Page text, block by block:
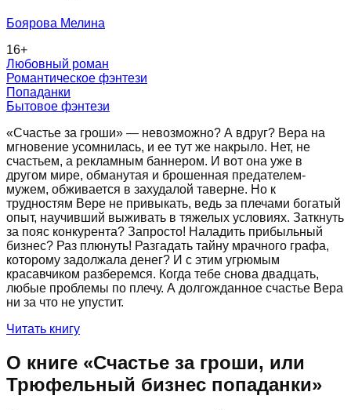
Боярова Мелина
16+
Любовный роман
Романтическое фэнтези
Попаданки
Бытовое фэнтези
«Счастье за гроши» — невозможно? А вдруг? Вера на
мгновение усомнилась, и ее тут же накрыло. Нет, не
счастьем, а рекламным баннером. И вот она уже в
другом мире, обманутая и брошенная предателем-
мужем, обживается в захудалой таверне. Но к
трудностям Вере не привыкать, ведь за плечами богатый
опыт, научивший выживать в тяжелых условиях. Заткнуть
за пояс конкурента? Запросто! Наладить прибыльный
бизнес? Раз плюнуть! Разгадать тайну мрачного графа,
которому задолжала денег? И с этим угрюмым
красавчиком разберемся. Когда тебе снова двадцать,
любые проблемы по плечу. А долгожданное счастье Вера
ни за что не упустит.
Читать книгу
О книге «Счастье за гроши, или
Трюфельный бизнес попаданки»